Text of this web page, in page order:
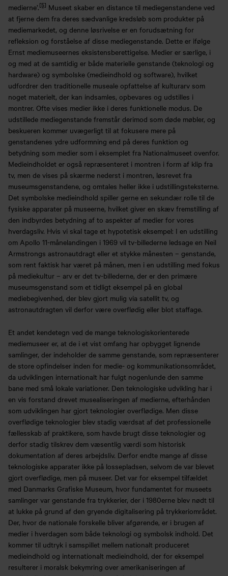
medierne’.[5] Museet skaber en distance til mediegenstandene ved
at fjerne dem fra deres sædvanlige kredsløb som produkter på
mediemarkedet, og denne løsrivelse er en forudsætning for
refleksion og forståelse af disse mediegenstande. Dette er ifølge
Ernst mediemuseernes eksistensberettigelse. Medier er særlige, i
og med at de samtidig er både materielle genstande (teknologi og
hardware) og symbolske (medieindhold og software), hvilket
udfordrer den traditionelle museale opfattelse af kulturarv som
noget materielt, der kan indsamles, opbevares og udstilles i
montrer. Ofte vises medier ikke i deres funktionelle modus. De
udstillede mediegenstande fremstår derimod som døde møbler, og
beskueren kommer uvægerligt til at fokusere mere på
genstandenes ydre udformning end på deres funktion og
betydning som medier som i eksemplet fra Nationalmuseet ovenfor.
Medieindholdet er også repræsenteret i montren i form af klip fra
tv, men de vises på skærme nederst i montren, løsrevet fra
museumsgenstandene, og omtales heller ikke i udstillingsteksterne.
Det symbolske medieindhold spiller gerne en sekundær rolle til de
fysiske apparater på museerne, hvilket giver en skæv fremstilling af
den indbyrdes betydning af to aspekter af medier for vores
hverdagsliv. Hvis vi skal tage et hypotetisk eksempel: I en udstilling
om Apollo 11-månelandingen i 1969 vil tv-billederne ledsage en Neil
Armstrongs astronautdragt eller et stykke månesten – genstande,
som rent faktisk har været på månen, men i en udstilling med fokus
på mediekultur – arv er det tv-billederne, der er den primære
museumsgenstand som et tidligt eksempel på en global
mediebegivenhed, der blev gjort mulig via satellit tv, og
astronautdragten vil derfor være overflødig eller blot staffage.
Et andet kendetegn ved de mange teknologiskorienterede
mediemuseer er, at de i et vist omfang har opbygget lignende
samlinger, der indeholder de samme genstande, som repræsenterer
de store opfindelser inden for medie- og kommunikationsområdet,
da udviklingen internationalt har fulgt nogenlunde den samme
bane med små lokale variationer. Den teknologiske udvikling har i
en vis forstand drevet musealiseringen af medierne, efterhånden
som udviklingen har gjort teknologier overflødige. Men disse
overflødige teknologier blev stadig værdsat af det professionelle
fællesskab af praktikere, som havde brugt disse teknologier og
derfor stadig tilskrev dem væsentlig værdi som historisk
dokumentation af deres arbejdsliv. Derfor endte mange af disse
teknologiske apparater ikke på lossepladsen, selvom de var blevet
gjort overflødige, men på museer. Det var for eksempel tilfældet
med Danmarks Grafiske Museum, hvor fundamentet for museets
samlinger var genstande fra trykkerier, der i 1980erne blev nødt til
at lukke på grund af den gryende digitalisering på trykkeriområdet.
Der, hvor de nationale forskelle bliver afgørende, er i brugen af
medier i hverdagen som både teknologi og symbolsk indhold. Det
kommer til udtryk i samspillet mellem nationalt produceret
medieindhold og internationalt medieindhold, der for eksempel
resulterer i moralsk bekymring over amerikaniseringen af